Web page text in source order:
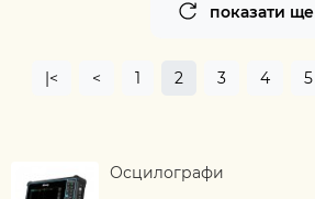
показати ще
|< < 1 2 3 4 5
Осцилографи